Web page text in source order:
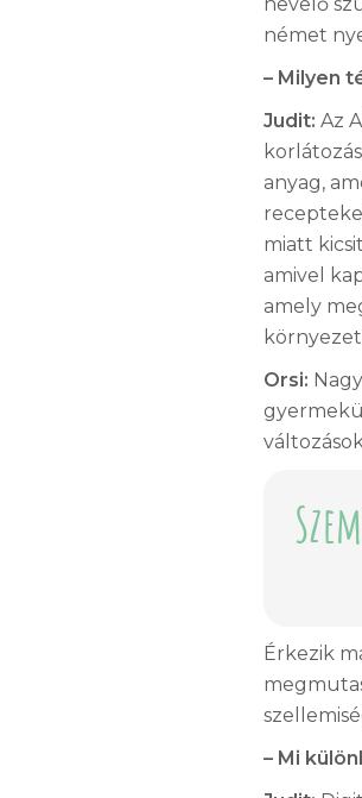
német
– Milyen
Judit: Az
anyag,
miatt
amivel
amely
Orsi:
Érkezik
– Mi